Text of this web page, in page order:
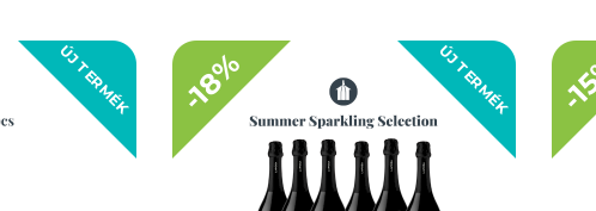
ÚJ TERMÉK ÚJ TERMÉK
-18% -